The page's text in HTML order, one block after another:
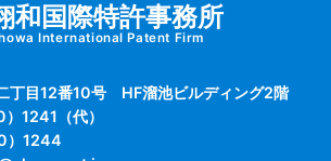
和国際特許事務所
International Patent Firm
丁目12番10号 HF溜池ビルディング2階
1241（代）
）1244